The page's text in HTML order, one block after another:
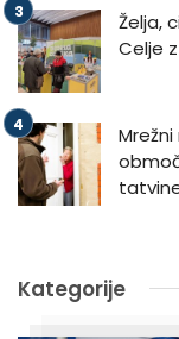
Želja,
Celje
Kategorije